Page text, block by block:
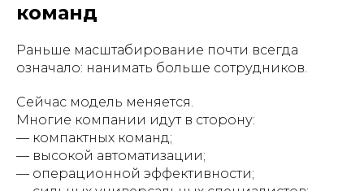
команд
Раньше масштабирование почти всегда
означало: нанимать больше сотрудников.
Сейчас модель меняется.
Многие компании идут в сторону:
— компактных команд;
— высокой автоматизации;
— операционной эффективности;